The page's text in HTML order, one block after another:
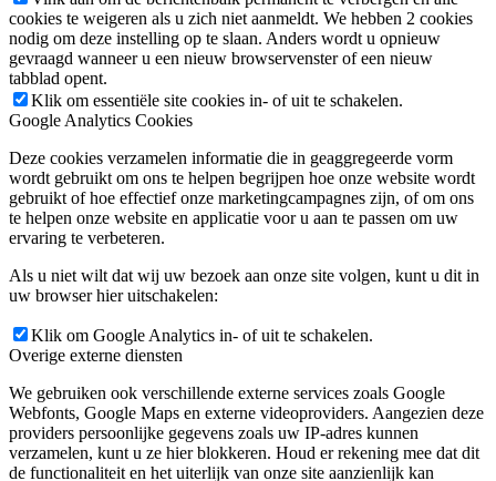
cookies te weigeren als u zich niet aanmeldt. We hebben 2 cookies
nodig om deze instelling op te slaan. Anders wordt u opnieuw
gevraagd wanneer u een nieuw browservenster of een nieuw
tabblad opent.
Klik om essentiële site cookies in- of uit te schakelen.
Google Analytics Cookies
Deze cookies verzamelen informatie die in geaggregeerde vorm
wordt gebruikt om ons te helpen begrijpen hoe onze website wordt
gebruikt of hoe effectief onze marketingcampagnes zijn, of om ons
te helpen onze website en applicatie voor u aan te passen om uw
ervaring te verbeteren.
Als u niet wilt dat wij uw bezoek aan onze site volgen, kunt u dit in
uw browser hier uitschakelen:
Klik om Google Analytics in- of uit te schakelen.
Overige externe diensten
We gebruiken ook verschillende externe services zoals Google
Webfonts, Google Maps en externe videoproviders. Aangezien deze
providers persoonlijke gegevens zoals uw IP-adres kunnen
verzamelen, kunt u ze hier blokkeren. Houd er rekening mee dat dit
de functionaliteit en het uiterlijk van onze site aanzienlijk kan